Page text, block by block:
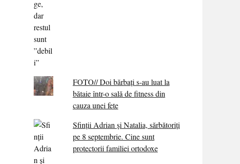
FOTO// Doi bărbați s-au luat la
bătaie într-o sală de fitness din
cauza unei fete
Sfinții Adrian și Natalia, sărbătoriți
pe 8 septembrie. Cine sunt
protectorii familiei ortodoxe